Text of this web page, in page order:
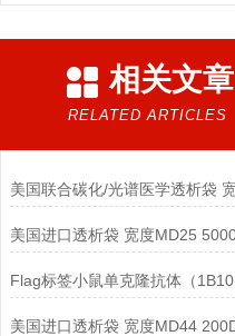
相关文章
RELATED ARTICLES